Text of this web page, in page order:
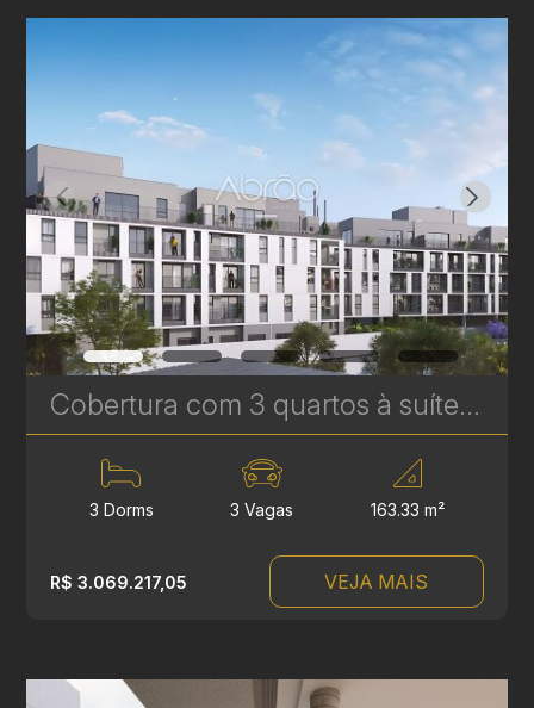
Cobertura com 3 quartos à suítes no Le Gris - Santa Felicidade - 163,33m² privativos | Ref. 1775
3 Dorms 3 Vagas 163.33 m²
R$ 3.069.217,05 VEJA MAIS